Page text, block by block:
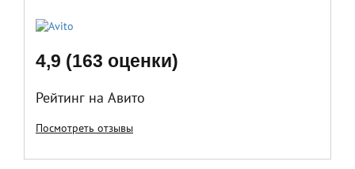
4,9 (163 оценки)
Рейтинг на Авито
Посмотреть отзывы